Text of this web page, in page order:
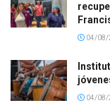
04/08/
04/08/